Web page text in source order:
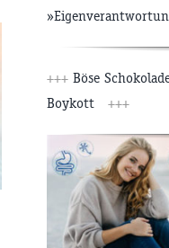
+++ Böse
Boykott
+++